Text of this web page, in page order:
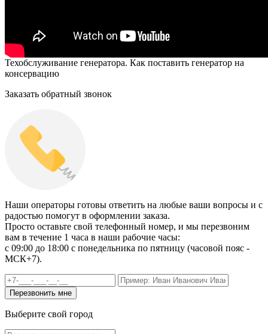
Техобслуживание генератора. Как поставить генератор на
консервацию
Заказать обратный звонок
Наши операторы готовы ответить на любые ваши вопросы и с
радостью помогут в оформлении заказа.
Просто оставьте свой телефонный номер, и мы перезвоним
вам в течение 1 часа в наши рабочие часы:
c 09:00 до 18:00 с понедельника по пятницу (часовой пояс -
МСК+7).
Выберите свой город